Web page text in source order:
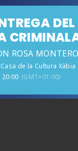
ROSA MONTERO
Casa de la Cultura Xàbia
20:00 (GMT+01:00)